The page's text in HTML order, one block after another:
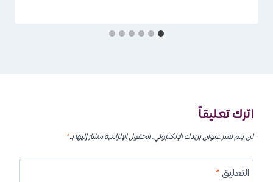
اترك تعليقاً
لن يتم نشر عنوان بريدك الإلكتروني.الحقول الإلزامية مشار إليها بـ*
التعليق*